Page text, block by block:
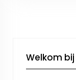
Welkom